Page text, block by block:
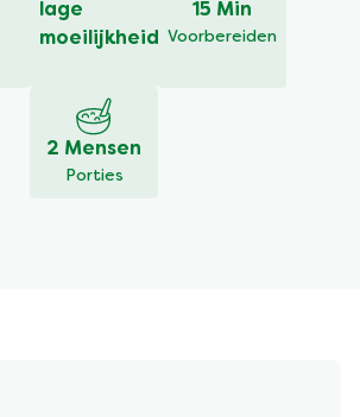
lage
moeilijkheid
15 Min
Voorbereiden
2 Mensen
Porties